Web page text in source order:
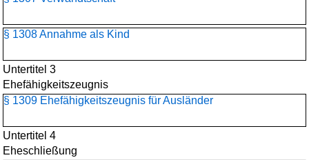
§ 1308 Annahme als Kind
Untertitel 3
Ehefähigkeitszeugnis
§ 1309 Ehefähigkeitszeugnis für Ausländer
Untertitel 4
Eheschließung